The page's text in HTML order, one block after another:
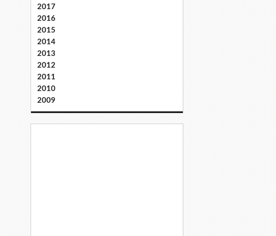
2017
2016
2015
2014
2013
2012
2011
2010
2009